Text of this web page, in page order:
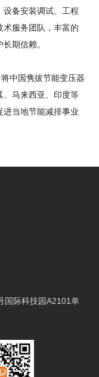
设备安装调试、工程
术服务团队，丰富的
期信赖。
中国隽拔节能变压器
、马来西亚、印度等
进当地节能减排事业
国际科技园A2101单